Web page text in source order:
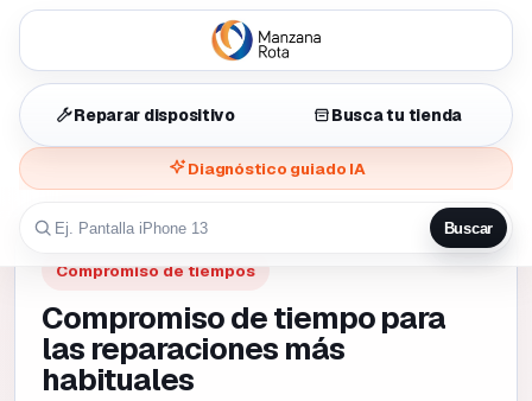
Reparar dispositivo Busca tu tienda
Diagnóstico guiado IA
Buscar
Compromiso de tiempos
Compromiso de tiempo para
las reparaciones más
habituales